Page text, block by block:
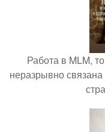
Работа в MLM,
неразрывно связана